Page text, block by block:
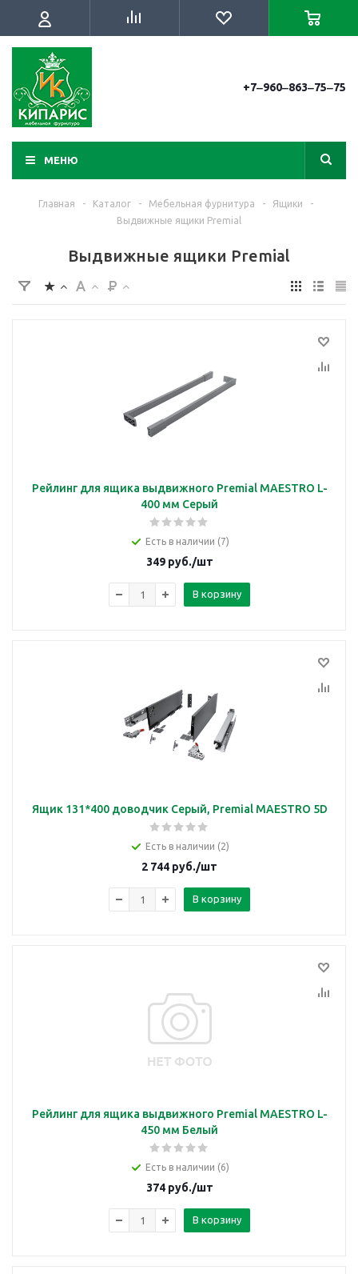
+7‒960‒863‒75‒75
МЕНЮ
Главная - Каталог - Мебельная фурнитура - Ящики
-
Выдвижные ящики Premial
Выдвижные ящики Premial
Рейлинг для ящика выдвижного Premial MAESTRO L-
400 мм Серый
Есть в наличии (7)
349руб./шт
В корзину
Ящик 131*400 доводчик Серый, Premial MAESTRO 5D
Есть в наличии (2)
2 744 руб./шт
В корзину
Рейлинг для ящика выдвижного Premial MAESTRO L-
450 мм Белый
Есть в наличии (6)
374руб./шт
В корзину